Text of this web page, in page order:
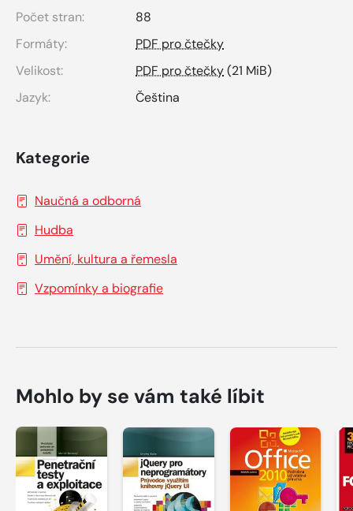
Počet stran:
88
Formáty:
PDF pro čtečky
Velikost:
PDF pro čtečky(21 MiB)
Jazyk:
Čeština
Kategorie
Naučná a odborná
Hudba
Umění, kultura a řemesla
Vzpomínky a biografie
Mohlo by se vám také líbit